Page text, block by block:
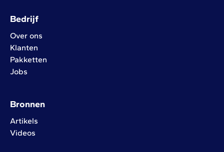
Bedrijf
Over ons
Klanten
Pakketten
Jobs
Bronnen
Artikels
Videos